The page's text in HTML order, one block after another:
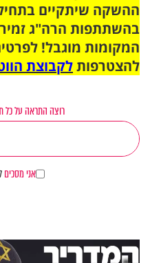
ההשקה שיתקיים
בהשתתפות הרה"ג
המקומות מוגבל!
להצטרפותלקבוצת
רוצה התראה על כל
אני מסכים